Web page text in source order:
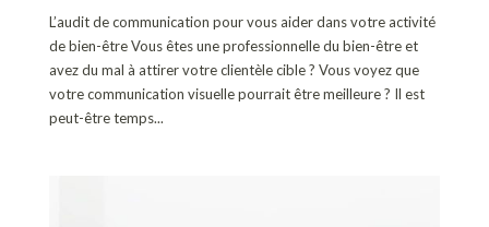
L’audit de communication pour vous aider dans votre activité
de bien-être Vous êtes une professionnelle du bien-être et
avez du mal à attirer votre clientèle cible ? Vous voyez que
votre communication visuelle pourrait être meilleure ? Il est
peut-être temps...